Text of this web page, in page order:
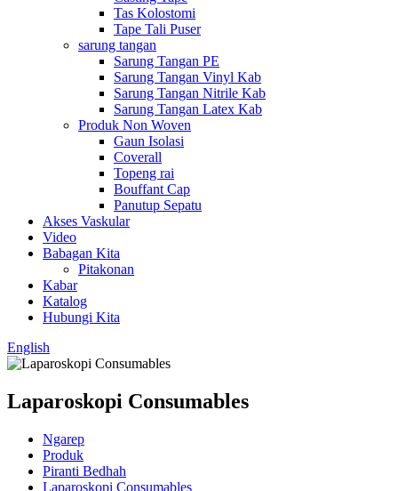
Tas Kolostomi
Tape Tali Puser
sarung tangan
Sarung Tangan PE
Sarung Tangan Vinyl Kab
Sarung Tangan Nitrile Kab
Sarung Tangan Latex Kab
Produk Non Woven
Gaun Isolasi
Coverall
Topeng rai
Bouffant Cap
Panutup Sepatu
Akses Vaskular
Video
Babagan Kita
Pitakonan
Kabar
Katalog
Hubungi Kita
English
Laparoskopi Consumables
Ngarep
Produk
Piranti Bedhah
Laparoskopi Consumables